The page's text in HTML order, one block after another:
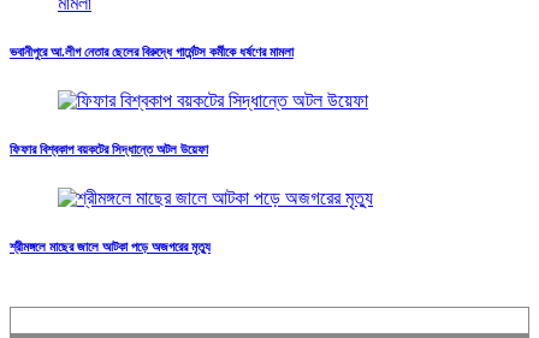
ভবানীপুরে আ.লীগ নেতার ছেলের বিরুদ্ধে গার্মেন্টস কর্মীকে ধর্ষণের মামলা
ফিফার বিশ্বকাপ বয়কটের সিদ্ধান্তে অটল উয়েফা
শ্রীমঙ্গলে মাছের জালে আটকা পড়ে অজগরের মৃত্যু